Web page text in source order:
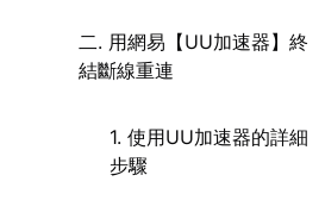
二. 用網易【UU加速器】終
結斷線重連
1. 使用UU加速器的詳細
步驟